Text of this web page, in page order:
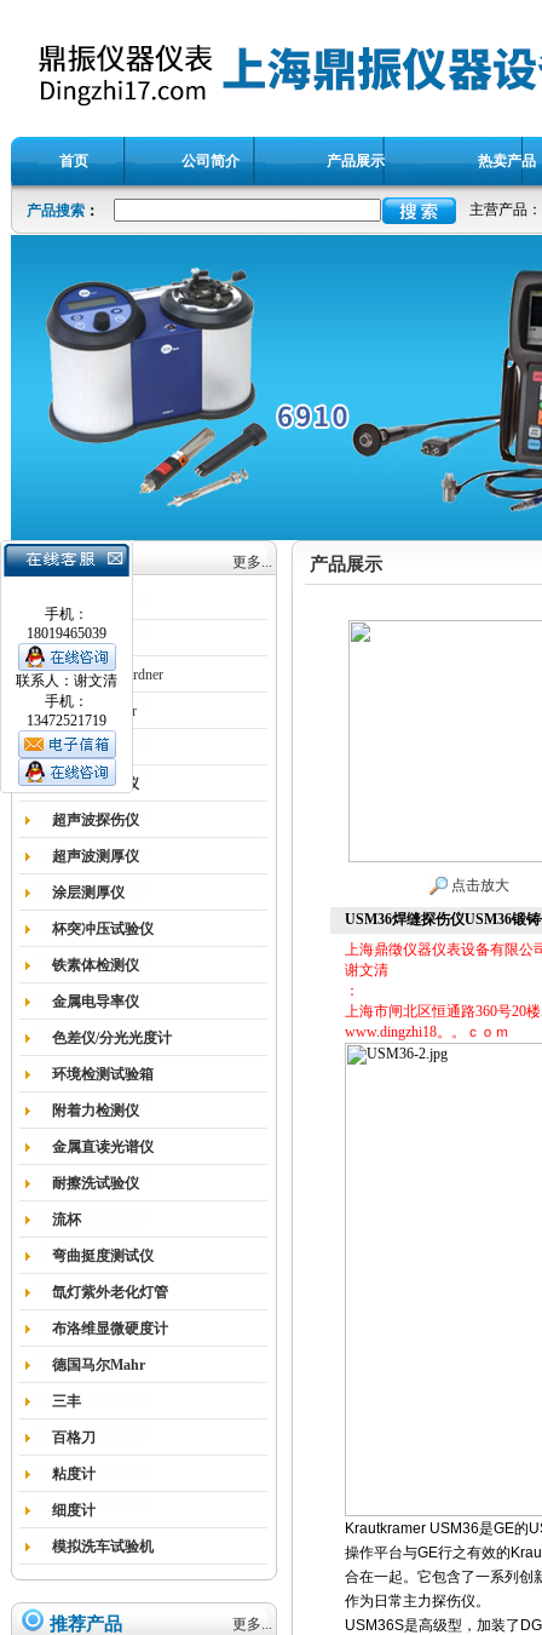
首页 公司简介 产品展示 热卖产品
产品搜索： 主营产品：
手机：
18019465039
联系人：谢文清
手机：
13472521719
产品目录 更多...
德国Erichsen
德国BYK-Gardner
英国Elcometer
耐磨试验机
色差仪光泽仪
超声波探伤仪
超声波测厚仪
涂层测厚仪
杯突冲压试验仪
铁素体检测仪
金属电导率仪
色差仪/分光光度计
环境检测试验箱
附着力检测仪
金属直读光谱仪
耐擦洗试验仪
流杯
弯曲挺度测试仪
氙灯紫外老化灯管
布洛维显微硬度计
德国马尔Mahr
三丰
百格刀
粘度计
细度计
模拟洗车试验机
推荐产品 更多...
产品展示
点击放大
USM36焊缝探伤仪USM36锻
上海鼎徵仪器仪表设备有限公
谢文清
：
上海市闸北区恒通路360号20
www.dingzhi18。。ｃｏｍ
Krautkramer USM36是GE的
操作平台与GE行之有效的
合在一起。它包含了一系列创
作为日常主力探伤仪。
USM36S是高级型，加装了